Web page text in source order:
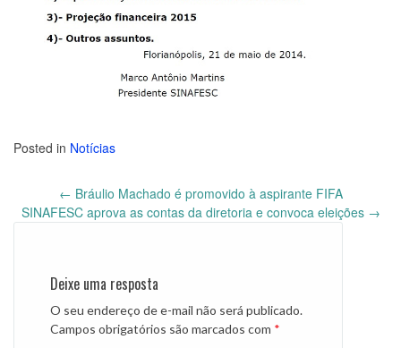
Posted in Notícias
Post
navigation
← Bráulio Machado é promovido à aspirante FIFA
SINAFESC aprova as contas da diretoria e convoca eleições →
Deixe uma resposta
O seu endereço de e-mail não será publicado.
Campos obrigatórios são marcados com *